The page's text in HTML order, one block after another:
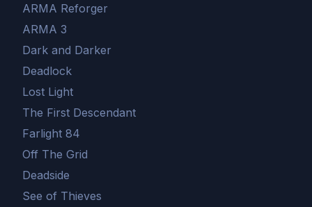
ARMA Reforger
ARMA 3
Dark and Darker
Deadlock
Lost Light
The First Descendant
Farlight 84
Off The Grid
Deadside
See of Thieves